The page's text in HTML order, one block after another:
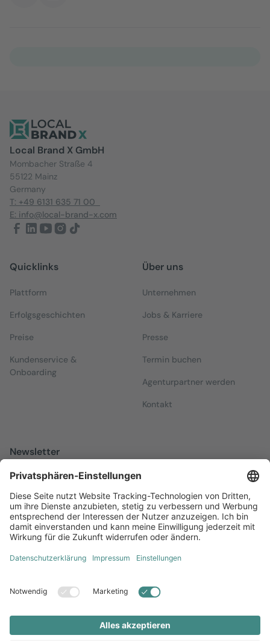
Local Brand X GmbH
Mombacher Straße 4
55122 Mainz
Germany
T: +49 6131 635 71 00
E: info@local-brand-x.com
Quicklinks
Plattform
Erfolgsgeschichten
Preise
Kundenservice &
Onboarding
Über uns
Unternehmen
Jobs & Karriere
Presse
Termin buchen
Agenturpartner werden
Kontakt
Newsletter
Melden Sie sich zu unserem kostenfreien Newsletter an, der Sie
über alles Wissenswerte rund um Local Marketing auf dem
Laufenden hält.
AGB Impressum